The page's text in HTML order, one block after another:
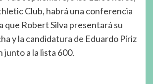
Club, habrá una conferencia
que Robert Silva presentará su
y la candidatura de Eduardo Píriz
junto a la lista 600.